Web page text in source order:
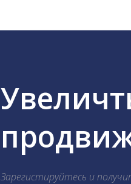
Зарегистируйтесь и